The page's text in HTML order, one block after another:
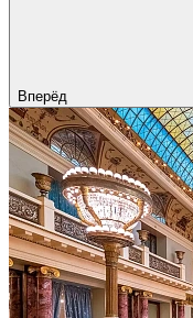
Вперёд